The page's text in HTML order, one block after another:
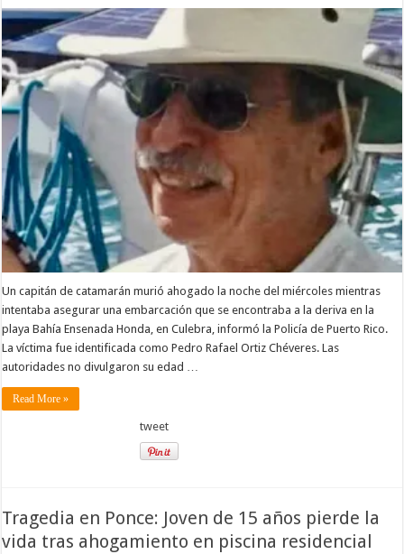
Un capitán de catamarán murió ahogado la noche del miércoles mientras
intentaba asegurar una embarcación que se encontraba a la deriva en la
playa Bahía Ensenada Honda, en Culebra, informó la Policía de Puerto Rico.
La víctima fue identificada como Pedro Rafael Ortiz Chéveres. Las
autoridades no divulgaron su edad …
Read More »
tweet
Tragedia en Ponce: Joven de 15 años pierde la
vida tras ahogamiento en piscina residencial